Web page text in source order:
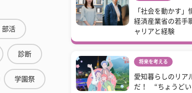
部活
診断
学園祭
「社会を動かす」
経済産業省の若手
ャリアと経験
将来を考える
愛知暮らしのリア
だ！ “ちょうどい